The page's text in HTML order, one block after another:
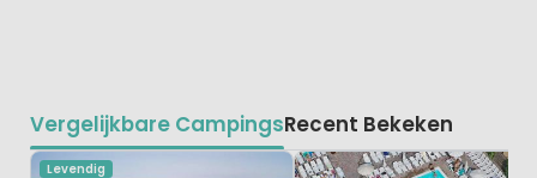
Vergelijkbare CampingsRecent Bekeken
Levendig